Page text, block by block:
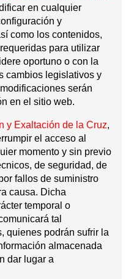
en cualquier
y
como los contenidos,
para utilizar
oportuno o con la
cambios legislativos y
serán
en el sitio web.
y Exaltación de la Cruz,
el acceso al
momento y sin previo
de seguridad, de
fallos de suministro
causa. Dicha
temporal o
tal
quienes podrán sufrir la
almacenada
dar lugar a